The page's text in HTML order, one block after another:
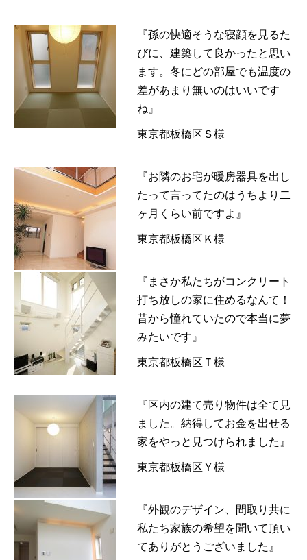
『孫の快適そうな寝顔を見るた
びに、建築して良かったと思い
ます。冬にどの部屋でも温度の
差があまり無いのはいいです
ね』
東京都板橋区Ｓ様
『お隣のお宅が暖房器具を出し
たって言ってたのはうちより二
ヶ月くらい前ですよ』
東京都板橋区Ｋ様
『まさか私たちがコンクリート
打ち放しの家に住めるなんて！
昔から憧れていたので本当に夢
みたいです』
東京都板橋区Ｔ様
『区内の建て売り物件は全て見
ました。納得してお金を出せる
家をやっと見つけられました』
東京都板橋区Ｙ様
『外観のデザイン、間取り共に
私たち家族の希望を聞いて頂い
てありがとうございました』